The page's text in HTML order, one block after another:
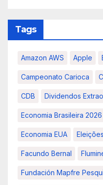
Tags
Amazon AWS Apple
Campeonato Carioca
CDB Dividendos
Economia Brasileira 2026
Economia EUA
Facundo Bernal
Fundación Mapfre